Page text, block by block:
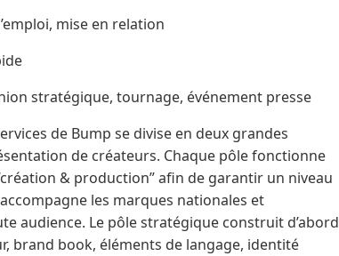
mise en relation
stratégique, tournage, événement presse
de Bump se divise en deux grandes
de créateurs. Chaque pôle fonctionne
& production” afin de garantir un niveau
les marques nationales et
audience. Le pôle stratégique construit d’abord
brand book, éléments de langage, identité